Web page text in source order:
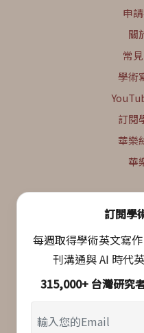
申
關
常
學術
訂閱
華樂
華
訂閱學
每週取得學術英文寫
刊溝通與 AI 時代
315,000+ 台灣研究